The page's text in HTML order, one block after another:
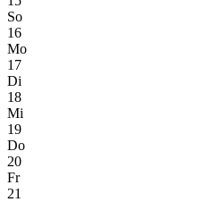
So
16
Mo
17
Di
18
Mi
19
Do
20
Fr
21